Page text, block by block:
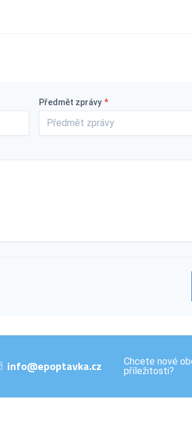
Předmět zprávy *
info@epoptavka.cz
Chcete nové
příležitosti?